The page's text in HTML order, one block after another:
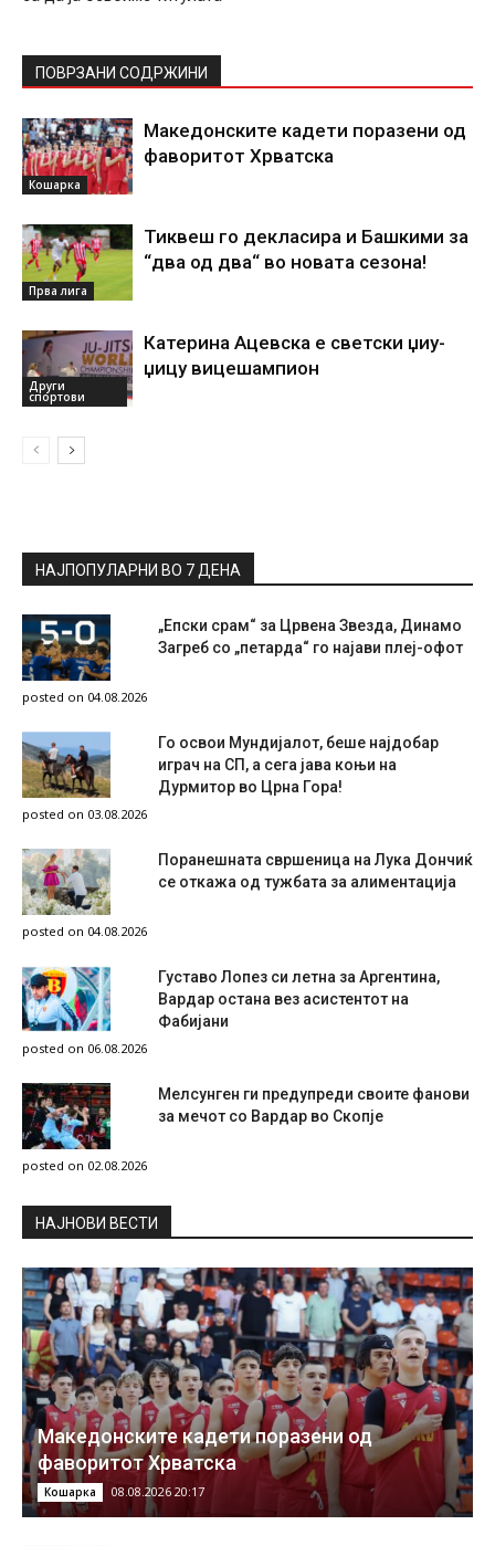
ПОВРЗАНИ СОДРЖИНИ
Кошарка
Македонските кадети поразени од
фаворитот Хрватска
Прва лига
Тиквеш го декласира и Башкими за
“два од два“ во новата сезона!
Други
спортови
Катерина Ацевска е светски џиу-
џицу вицешампион
НАЈПОПУЛАРНИ ВО 7 ДЕНА
„Епски срам“ за Црвена Звезда, Динамо
Загреб со „петарда“ го најави плеј-офот
posted on 04.08.2026
Го освои Мундијалот, беше најдобар
играч на СП, а сега јава коњи на
Дурмитор во Црна Гора!
posted on 03.08.2026
Поранешната свршеница на Лука Дончиќ
се откажа од тужбата за алиментација
posted on 04.08.2026
Густаво Лопез си летна за Аргентина,
Вардар остана вез асистентот на
Фабијани
posted on 06.08.2026
Мелсунген ги предупреди своите фанови
за мечот со Вардар во Скопје
posted on 02.08.2026
НAЈНОВИ ВЕСТИ
Македонските кадети поразени од
фаворитот Хрватска
Кошарка 08.08.2026 20:17